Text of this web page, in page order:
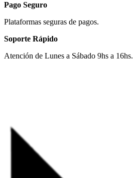
Pago Seguro
Plataformas seguras de pagos.
Soporte Rápido
Atención de Lunes a Sábado 9hs a 16hs.